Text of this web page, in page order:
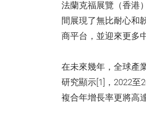
法蘭克福展覽（香港
間展現了無比耐心和
商平台，並迎來更多
在未來幾年，全球產
研究顯示[1]，2022至
複合年增長率更將高